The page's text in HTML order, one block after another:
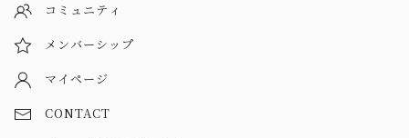
コミュニティ
メンバーシップ
マイページ
CONTACT